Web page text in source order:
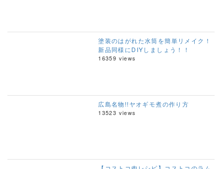
塗装のはがれた水筒を簡単リメイク！
新品同様にDIYしましょう！！
16359 views
広島名物!!ヤオギモ煮の作り方
13523 views